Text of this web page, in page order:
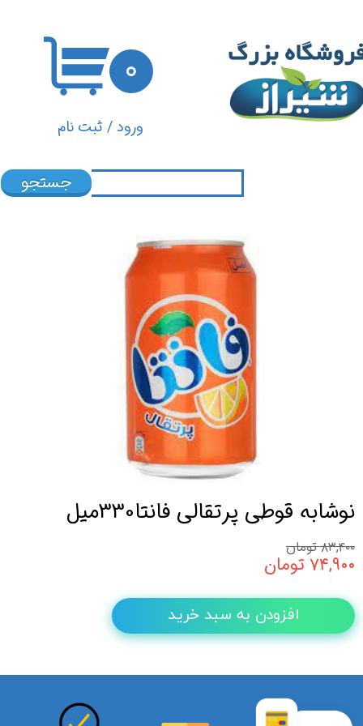
ورود/ ثبت نام
تغییر گذر واژه
سفارشات
۰
جستجو
نوشابه قوطی پرتقالی فانتا330میل
۸۳,۴۰۰ تومان
۷۴,۹۰۰ تومان
افزودن به سبد خرید